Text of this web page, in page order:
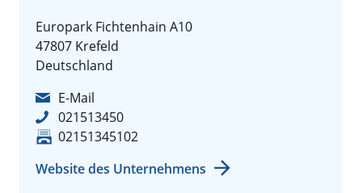
Europark Fichtenhain A10
47807 Krefeld
Deutschland
E-Mail
021513450
02151345102
Website des Unternehmens